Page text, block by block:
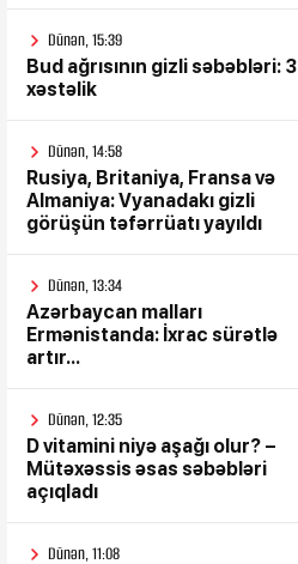
Dünən, 15:39
Bud ağrısının gizli səbəbləri: 3
xəstəlik
Dünən, 14:58
Rusiya, Britaniya, Fransa və
Almaniya: Vyanadakı gizli
görüşün təfərrüatı yayıldı
Dünən, 13:34
Azərbaycan malları
Ermənistanda: İxrac sürətlə
artır...
Dünən, 12:35
D vitamini niyə aşağı olur? –
Mütəxəssis əsas səbəbləri
açıqladı
Dünən, 11:08